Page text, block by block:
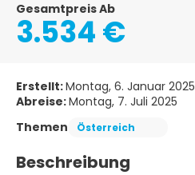
Gesamtpreis Ab
3.534 €
Erstellt:Montag, 6. Januar 2025
Abreise:Montag, 7. Juli 2025
Themen
Österreich
Beschreibung